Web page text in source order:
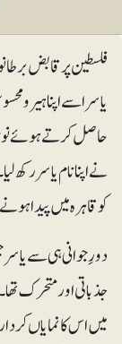
فلسطین پر قابض
یاسر اسے اپنا ہیرو
حاصل کرتے ہوئے
کو قاہرہ میں پیدا
دورِ جوانی ہی سے
جذباتی اور متحرک